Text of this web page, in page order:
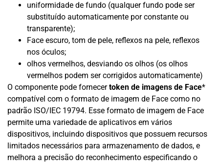
uniformidade de fundo (qualquer fundo pode ser
substituído automaticamente por constante ou
transparente);
Face escuro, tom de pele, reflexos na pele, reflexos
nos óculos;
olhos vermelhos, desviando os olhos (os olhos
vermelhos podem ser corrigidos automaticamente)
O componente pode fornecertoken de imagens de Face*
compatível com o formato de imagem de Face como no
padrão ISO/IEC 19794. Esse formato de imagem de Face
permite uma variedade de aplicativos em vários
dispositivos, incluindo dispositivos que possuem recursos
limitados necessários para armazenamento de dados, e
melhora a precisão do reconhecimento especificando o